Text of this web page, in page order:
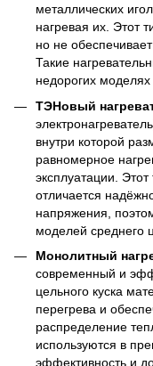
металлических
нагревая их. Этот
но не
Такие
недорогих
ТЭНовый
внутри которой
равномерное
эксплуатации.
отличается
напряжения,
моделей среднего
Монолитный
современный и
цельного куска
перегрева и
распределение
используются в
эффективность и